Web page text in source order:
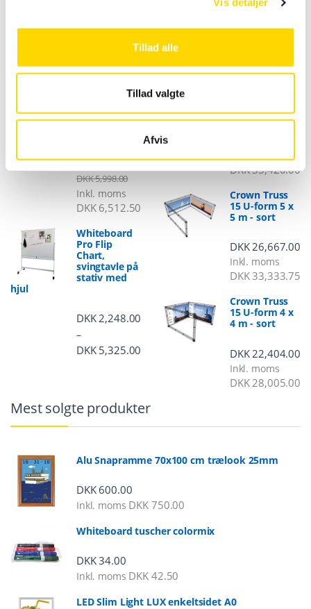
Tillad alle
Tillad valgte
Afvis
Glasskab som
udstillingskab
– Glasmontre
Tower Solo
DKK5,210.00
DKK5,998.00
Inkl. moms
DKK6,512.50
Whiteboard
Pro Flip
Chart,
svingtavle på
stativ med
hjul
DKK2,248.00
–
DKK5,325.00 Prisinterval: DKK 2,248.00 til DKK
6 m - sort
Inkl. moms
DKK35,420.00
Crown Truss
15 U-form 5 x
5 m - sort
DKK26,667.00
Inkl. moms
DKK33,333.75
Crown Truss
15 U-form 4 x
4 m - sort
DKK22,404.00
Inkl. moms
DKK28,005.00
Mest solgte produkter
Alu Snapramme 70x100 cm trælook 25mm
DKK600.00
Inkl. moms DKK 750.00
Whiteboard tuscher colormix
DKK34.00
Inkl. moms DKK 42.50
LED Slim Light LUX enkeltsidet A0